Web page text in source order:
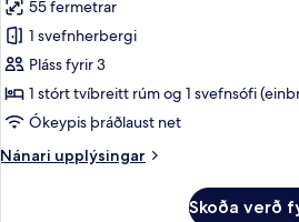
myndir
fyrir
Junior-
svíta
-
að
55 fermetrar
1 svefnherbergi
Pláss fyrir 3
1 stórt tvíbreitt rúm og 1 svefnsófi
Ókeypis þráðlaust net
Nánari upplýsingar
Nánari
Skoða verð